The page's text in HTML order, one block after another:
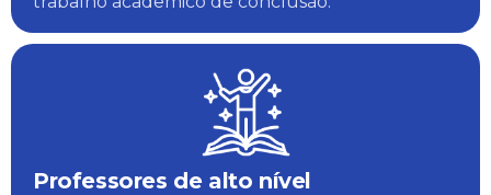
Professores de alto nível